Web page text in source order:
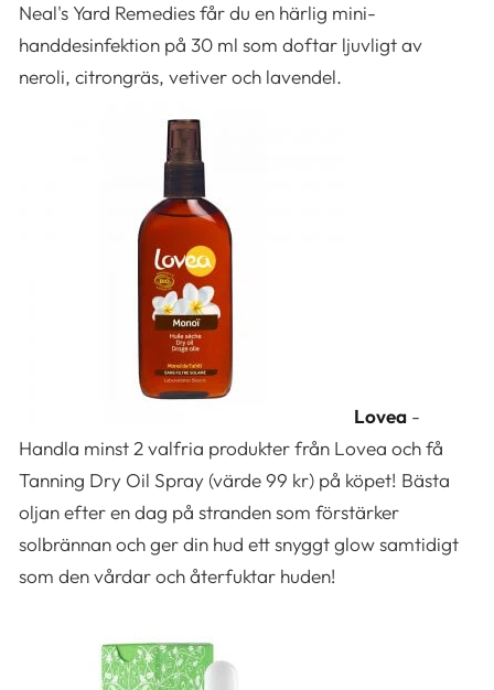
Neal's Yard Remedies får du en härlig mini-
handdesinfektion på 30 ml som doftar ljuvligt av
neroli, citrongräs, vetiver och lavendel.
Lovea -
Handla minst 2 valfria produkter från Lovea och få
Tanning Dry Oil Spray (värde 99 kr) på köpet! Bästa
oljan efter en dag på stranden som förstärker
solbrännan och ger din hud ett snyggt glow samtidigt
som den vårdar och återfuktar huden!